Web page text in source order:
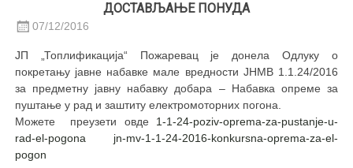
ДОСТАВЉАЊЕ ПОНУДА
07/12/2016
ЈП „Топлификација“ Пожаревац је донела Одлуку о
покретању јавне набавке мале вредности ЈНМВ 1.1.24/2016
за предметну јавну набавку добара – Набавка опреме за
пуштање у рад и заштиту електромоторних погона.
Можете преузети овде 1-1-24-poziv-oprema-za-pustanje-u-
rad-el-pogona
jn-mv-1-1-24-2016-konkursna-oprema-za-el-
pogon